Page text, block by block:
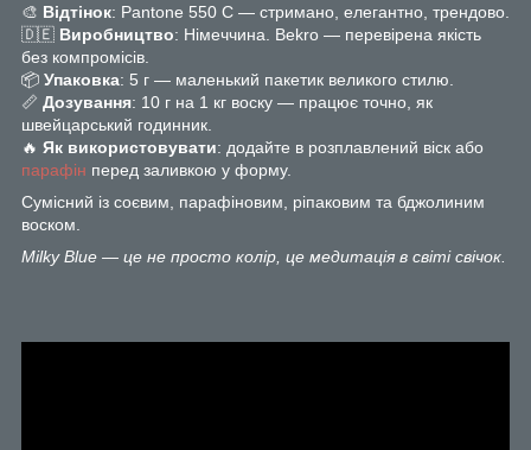
🎨 Відтінок: Pantone 550 C — стримано, елегантно, трендово.
🇩🇪 Виробництво: Німеччина. Bekro — перевірена якість
без компромісів.
📦 Упаковка: 5 г — маленький пакетик великого стилю.
📏 Дозування: 10 г на 1 кг воску — працює точно, як
швейцарський годинник.
🔥 Як використовувати: додайте в розплавлений віск або
парафін перед заливкою у форму.
Сумісний із соєвим, парафіновим, ріпаковим та бджолиним
воском.
Milky Blue — це не просто колір, це медитація в світі свічок.